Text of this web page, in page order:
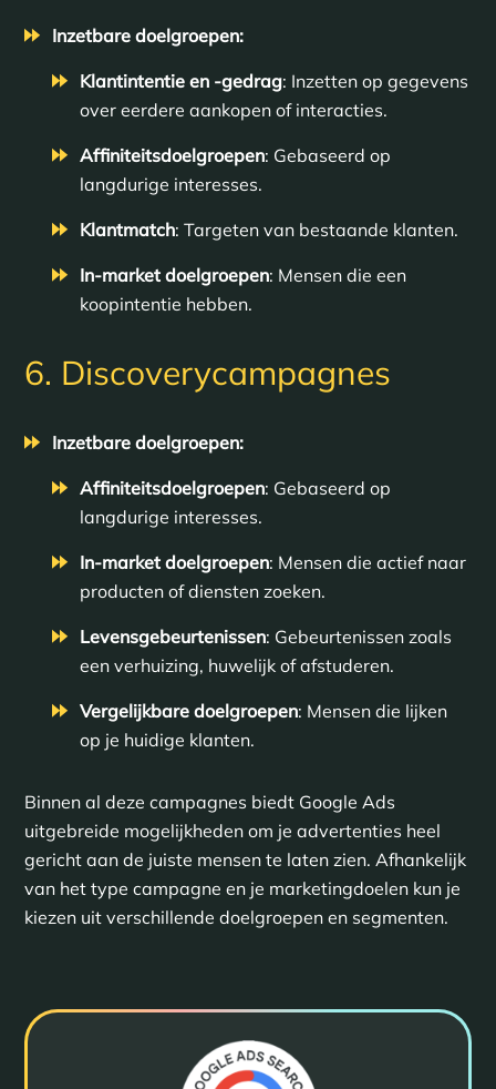
Inzetbare doelgroepen:
Klantintentie en -gedrag: Inzetten op gegevens
over eerdere aankopen of interacties.
Affiniteitsdoelgroepen: Gebaseerd op
langdurige interesses.
Klantmatch: Targeten van bestaande klanten.
In-market doelgroepen: Mensen die een
koopintentie hebben.
6. Discoverycampagnes
Inzetbare doelgroepen:
Affiniteitsdoelgroepen: Gebaseerd op
langdurige interesses.
In-market doelgroepen: Mensen die actief naar
producten of diensten zoeken.
Levensgebeurtenissen: Gebeurtenissen zoals
een verhuizing, huwelijk of afstuderen.
Vergelijkbare doelgroepen: Mensen die lijken
op je huidige klanten.
Binnen al deze campagnes biedt Google Ads
uitgebreide mogelijkheden om je advertenties heel
gericht aan de juiste mensen te laten zien. Afhankelijk
van het type campagne en je marketingdoelen kun je
kiezen uit verschillende doelgroepen en segmenten.